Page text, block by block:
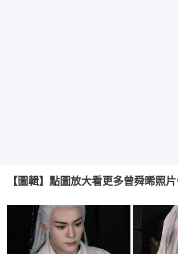
【圖輯】點圖放大看更多曾舜晞照片